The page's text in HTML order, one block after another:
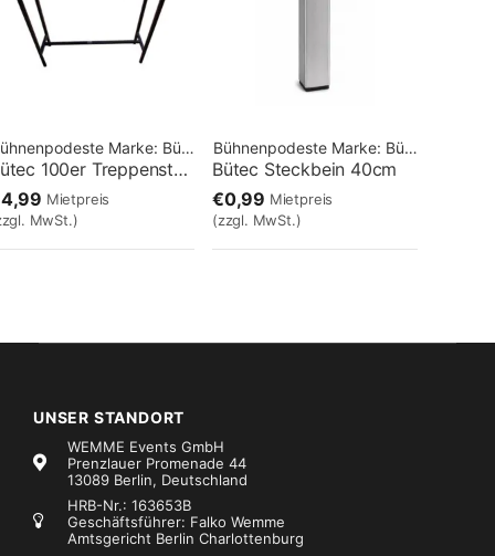
Marke: Bütec
Bütec 100er Treppenstufe 80cm
Mietpreis
MwSt.)
Bühnenpodeste Marke: Bütec
Bütec Steckbein 40cm
€0,99 Mietpreis
(zzgl. MwSt.)
Marke:Bütec Bühnenpodeste
UNSER STANDORT
WEMME Events GmbH
Prenzlauer Promenade 44
13089 Berlin, Deutschland
HRB-Nr.: 163653B
Geschäftsführer: Falko Wemme
Amtsgericht Berlin Charlottenburg